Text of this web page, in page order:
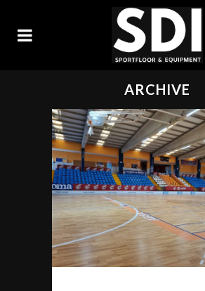
ARCHIVE